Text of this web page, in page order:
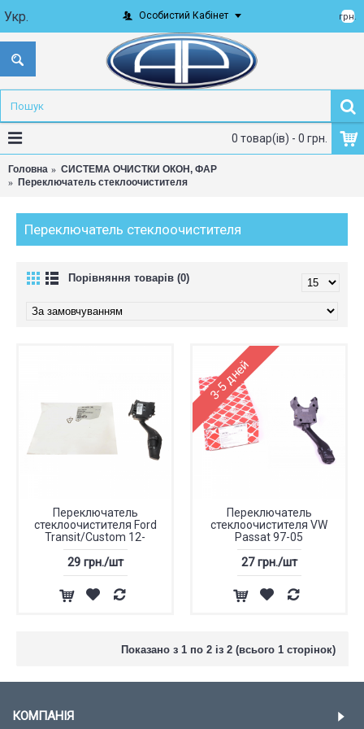
Укр. грн.
Особистий Кабінет
0 товар(ів) - 0 грн.
Головна
СИСТЕМА ОЧИСТКИ ОКОН, ФАР
Переключатель стеклоочистителя
Переключатель стеклоочистителя
Порівняння товарів (0)
Переключатель
стеклоочистителя Ford
Transit/Custom 12-
29 грн./шт
3-5 дней
Переключатель
стеклоочистителя VW
Passat 97-05
27 грн./шт
Показано з 1 по 2 із 2 (всього 1 сторінок)
КОМПАНІЯ